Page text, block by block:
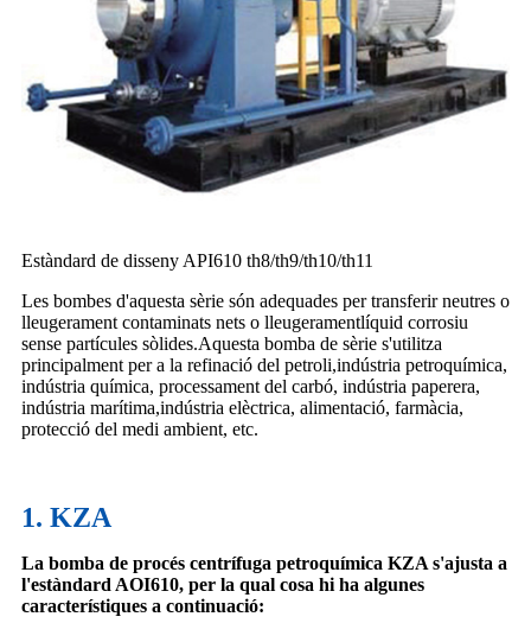
Estàndard de disseny API610 th8/th9/th10/th11
Les bombes d'aquesta sèrie són adequades per transferir neutres o
lleugerament contaminats nets o lleugeramentlíquid corrosiu
sense partícules sòlides.Aquesta bomba de sèrie s'utilitza
principalment per a la refinació del petroli,indústria petroquímica,
indústria química, processament del carbó, indústria paperera,
indústria marítima,indústria elèctrica, alimentació, farmàcia,
protecció del medi ambient, etc.
1. KZA
La bomba de procés centrífuga petroquímica KZA s'ajusta a
l'estàndard AOI610, per la qual cosa hi ha algunes
característiques a continuació: